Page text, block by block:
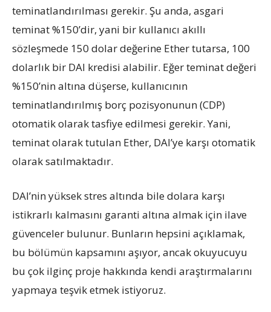
teminatlandırılması gerekir. Şu anda, asgari
teminat %150’dir, yani bir kullanıcı akıllı
sözleşmede 150 dolar değerine Ether tutarsa, 100
dolarlık bir DAI kredisi alabilir. Eğer teminat değeri
%150’nin altına düşerse, kullanıcının
teminatlandırılmış borç pozisyonunun (CDP)
otomatik olarak tasfiye edilmesi gerekir. Yani,
teminat olarak tutulan Ether, DAI’ye karşı otomatik
olarak satılmaktadır.
DAI’nin yüksek stres altında bile dolara karşı
istikrarlı kalmasını garanti altına almak için ilave
güvenceler bulunur. Bunların hepsini açıklamak,
bu bölümün kapsamını aşıyor, ancak okuyucuyu
bu çok ilginç proje hakkında kendi araştırmalarını
yapmaya teşvik etmek istiyoruz.